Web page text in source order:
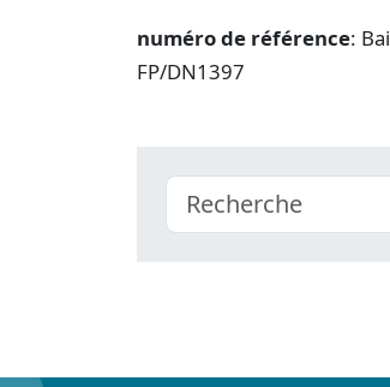
numéro de référence:
FP/DN1397